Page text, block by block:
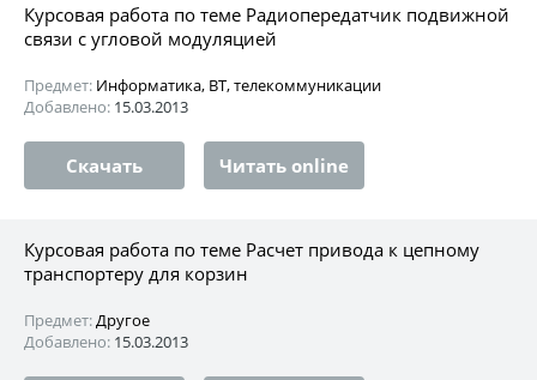
Курсовая работа по теме Радиопередатчик подвижной
связи с угловой модуляцией
Предмет: Информатика, ВТ, телекоммуникации
Добавлено: 15.03.2013
Скачать Читать online
Курсовая работа по теме Расчет привода к цепному
транспортеру для корзин
Предмет:Другое
Добавлено: 15.03.2013